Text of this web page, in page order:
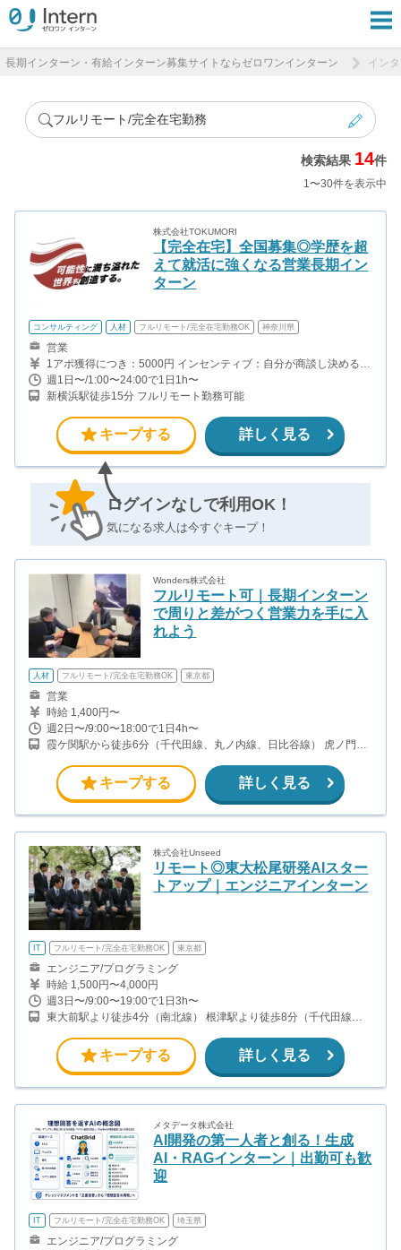
長期インターン・有給インターン募集サイトならゼロワンインターン イン
フルリモート/完全在宅勤務
検索結果 14件
1〜30件を表示中
株式会社TOKUMORI
【完全在宅】全国募集◎学歴を超
えて就活に強くなる営業長期イン
ターン
コンサルティング 人材 フルリモート/完全在宅勤務OK 神奈川県
営業
1アポ獲得につき：5000円 インセンティブ：自分が商談し決めるこ
とができたら、さらに受注金額の10%をバック 【月収例】 セール
スメンバーの場合（稼働時間：週15時間の架電×4週＝60時間） →
アポ20件獲得×5000円＝100000円＋商談決めたらインセンティブ
目安：2-3時間の架電で1本アポ獲得（時給換算すると約2000円）
週1日〜/1:00〜24:00で1日1h〜
新横浜駅徒歩15分 フルリモート勤務可能
キープする 詳しく見る
ログインなしで利用OK！
気になる求人は今すぐキープ！
Wonders株式会社
フルリモート可｜長期インターン
で周りと差がつく営業力を手に入
れよう
人材 フルリモート/完全在宅勤務OK 東京都
営業
時給 1,400円〜
週2日〜/9:00〜18:00で1日4h〜
霞ケ関駅から徒歩6分（千代田線、丸ノ内線、日比谷線） 虎ノ門駅
（日比谷線）
キープする 詳しく見る
株式会社Unseed
リモート◎東大松尾研発AIスター
トアップ｜エンジニアインターン
IT フルリモート/完全在宅勤務OK 東京都
エンジニア/プログラミング
時給 1,500円〜4,000円
週3日〜/9:00〜19:00で1日3h〜
東大前駅より徒歩4分（南北線） 根津駅より徒歩8分（千代田線）
キープする 詳しく見る
メタデータ株式会社
AI開発の第一人者と創る！生成
AI・RAGインターン｜出勤可も歓
迎
IT フルリモート/完全在宅勤務OK 埼玉県
エンジニア/プログラミング